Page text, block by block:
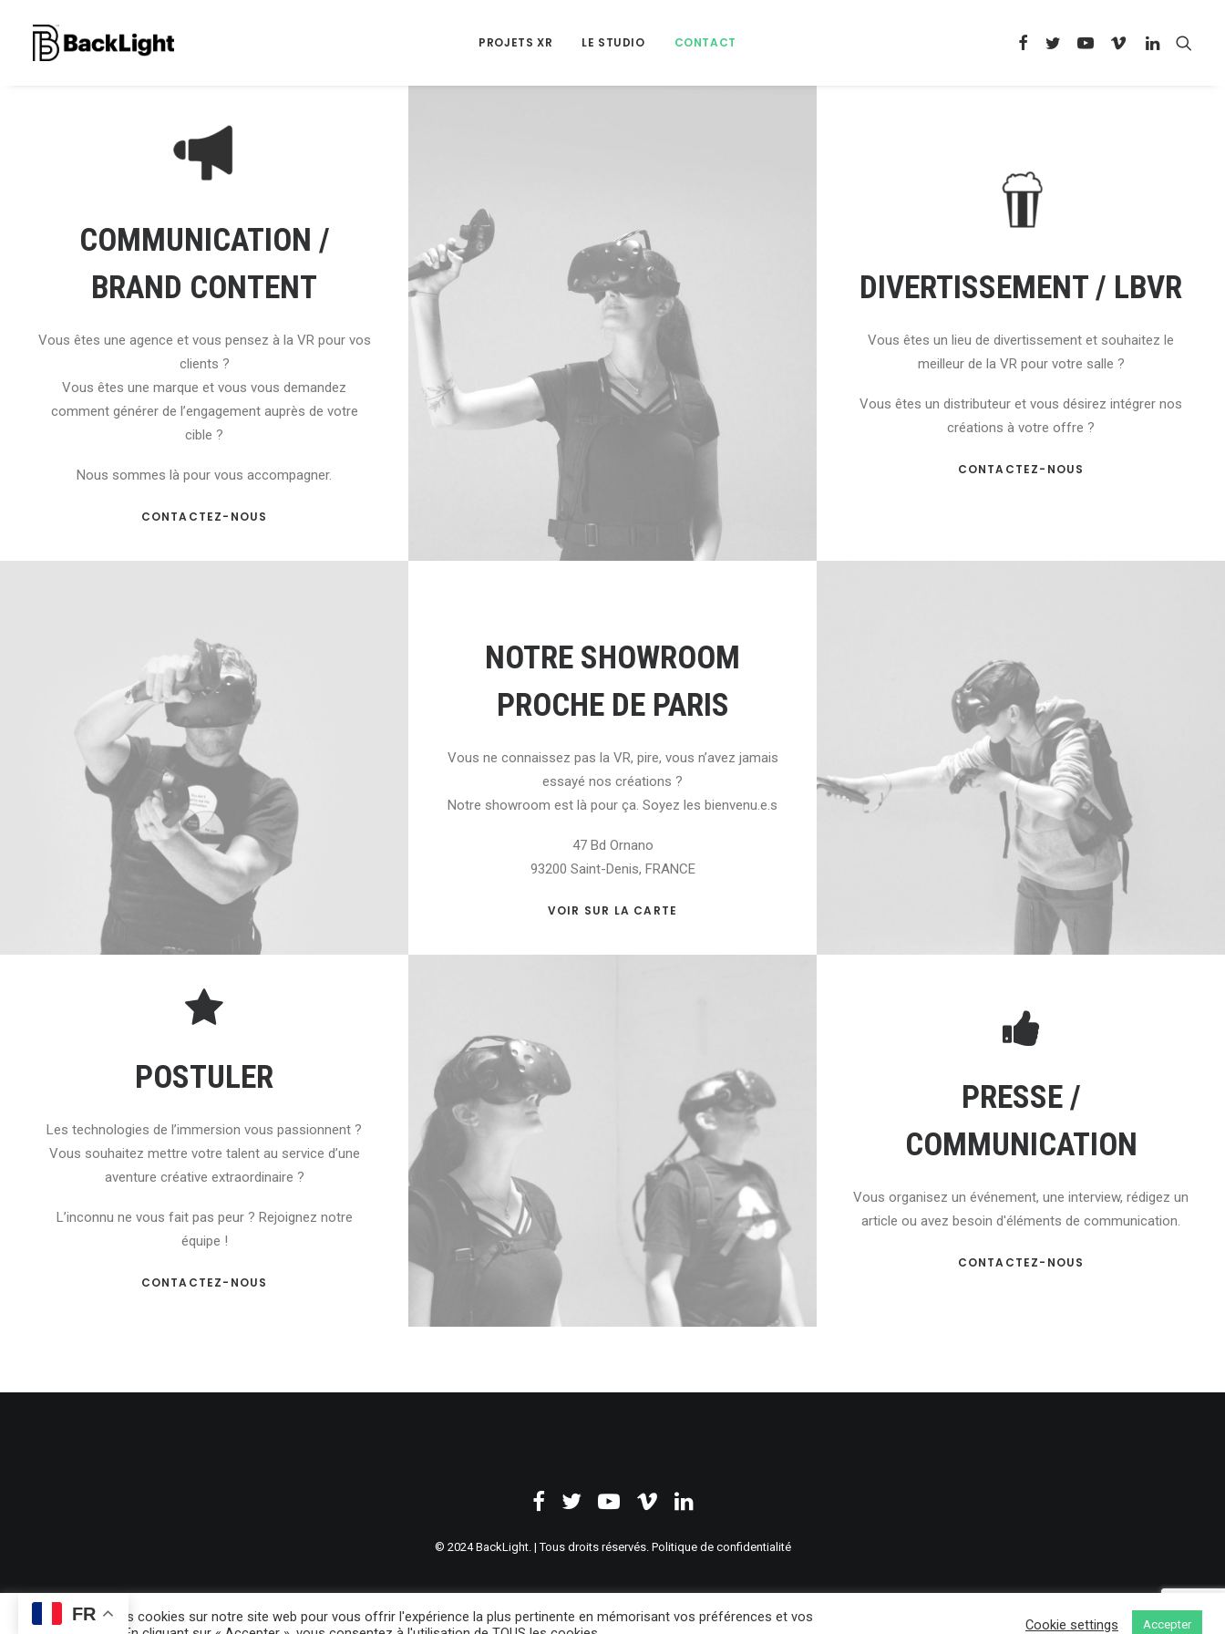
PROJETS XR LE STUDIO CONTACT
COMMUNICATION /
BRAND CONTENT
Vous êtes une agence et vous pensez à la VR pour vos
clients ?
Vous êtes une marque et vous vous demandez
comment générer de l’engagement auprès de votre
cible ?
Nous sommes là pour vous accompagner.
CONTACTEZ-NOUS
DIVERTISSEMENT / LBVR
Vous êtes un lieu de divertissement et souhaitez le
meilleur de la VR pour votre salle ?
Vous êtes un distributeur et vous désirez intégrer nos
créations à votre offre ?
CONTACTEZ-NOUS
NOTRE SHOWROOM
PROCHE DE PARIS
Vous ne connaissez pas la VR, pire, vous n’avez jamais
essayé nos créations ?
Notre showroom est là pour ça. Soyez les bienvenu.e.s
47 Bd Ornano
93200 Saint-Denis, FRANCE
VOIR SUR LA CARTE
POSTULER
Les technologies de l’immersion vous passionnent ?
Vous souhaitez mettre votre talent au service d’une
aventure créative extraordinaire ?
L’inconnu ne vous fait pas peur ? Rejoignez notre
équipe !
CONTACTEZ-NOUS
PRESSE /
COMMUNICATION
Vous organisez un événement, une interview, rédigez un
article ou avez besoin d'éléments de communication.
CONTACTEZ-NOUS
© 2024 BackLight. | Tous droits réservés. Politique de confidentialité
Nous utilisons des cookies sur notre site web pour vous offrir l'expérience la plus pertinente en mémorisant vos préférences et vos
Cookie settings Accepter
FR